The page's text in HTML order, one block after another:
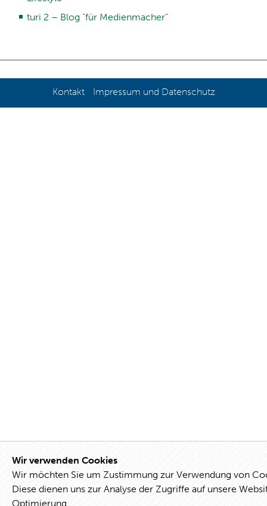
Wir verwenden Cookies
Wir möchten Sie um Zustimmung zur Verwendung von
Diese dienen uns zur Analyse der Zugriffe auf unsere
Optimierung.
turi 2 – Blog "für Medienmacher"
Kontakt Impressum und Datenschutz